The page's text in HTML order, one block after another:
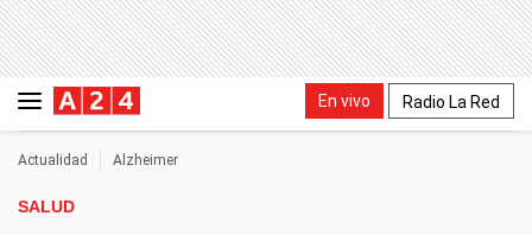
En vivo Radio La Red
Actualidad Alzheimer
SALUD